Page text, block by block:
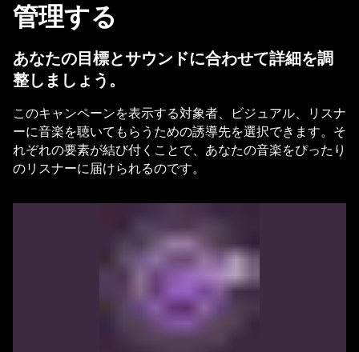
管理する
あなたの目標とサウンドに合わせて詳細を調
整しましょう。
このキャンペーンを表示する対象者、ビジュアル、リスナ
ーに音楽を聴いてもらうための誘導先を選択できます。そ
れぞれの要素が結び付くことで、あなたの音楽をぴったり
のリスナーに届けられるのです。